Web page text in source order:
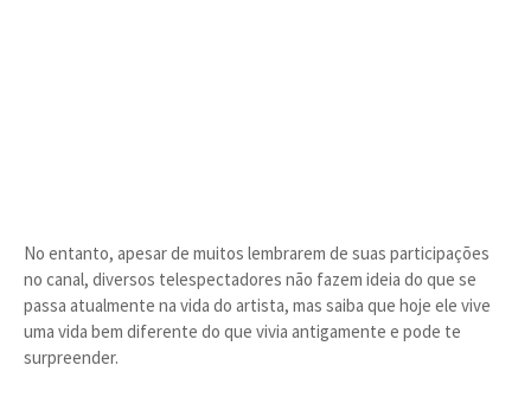
No entanto, apesar de muitos lembrarem de suas participações
no canal, diversos telespectadores não fazem ideia do que se
passa atualmente na vida do artista, mas saiba que hoje ele vive
uma vida bem diferente do que vivia antigamente e pode te
surpreender.